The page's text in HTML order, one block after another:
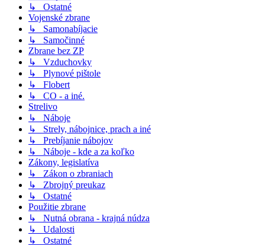
↳ Ostatné
Vojenské zbrane
↳ Samonabíjacie
↳ Samočinné
Zbrane bez ZP
↳ Vzduchovky
↳ Plynové pištole
↳ Flobert
↳ CO - a iné.
Strelivo
↳ Náboje
↳ Strely, nábojnice, prach a iné
↳ Prebíjanie nábojov
↳ Náboje - kde a za koľko
Zákony, legislatíva
↳ Zákon o zbraniach
↳ Zbrojný preukaz
↳ Ostatné
Použitie zbrane
↳ Nutná obrana - krajná núdza
↳ Udalosti
↳ Ostatné